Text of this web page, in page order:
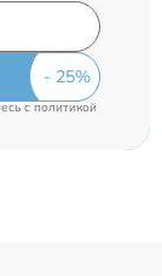
cполитикой